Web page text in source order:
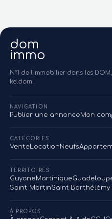
dom
immo
N°1 de l'immobilier dans les
keldom.
NAVIGATION
Publier une annonceMon
CATÉGORIES
Vente LocationNeufs
TERRITOIRES
GuyaneMartinique
Saint MartinSaint Barthélémy
À PROPOS